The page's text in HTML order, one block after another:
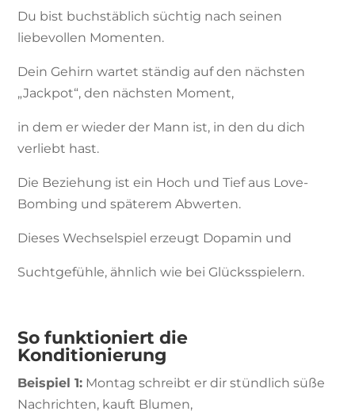
Du bist buchstäblich süchtig nach seinen
liebevollen Momenten.
Dein Gehirn wartet ständig auf den nächsten
„Jackpot“, den nächsten Moment,
in dem er wieder der Mann ist, in den du dich
verliebt hast.
Die Beziehung ist ein Hoch und Tief aus Love-
Bombing und späterem Abwerten.
Dieses Wechselspiel erzeugt Dopamin und
Suchtgefühle, ähnlich wie bei Glücksspielern.
So funktioniert die
Konditionierung
Beispiel 1: Montag schreibt er dir stündlich süße
Nachrichten, kauft Blumen,